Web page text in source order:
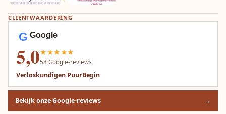
CLIENTWAARDERING
G Google
5,0★★★★★
58 Google-reviews
Verloskundigen PuurBegin
Bekijk onze Google-reviews →